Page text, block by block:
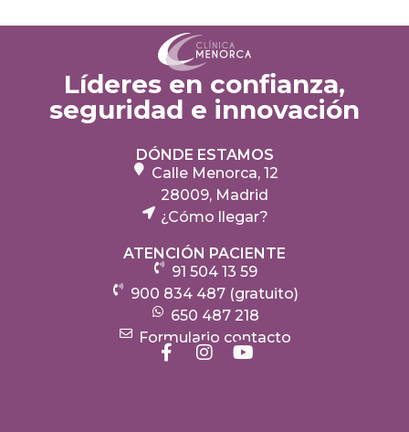
Líderes en confianza,
seguridad e innovación
DÓNDE ESTAMOS
Calle Menorca, 12
28009, Madrid
¿Cómo llegar?
ATENCIÓN PACIENTE
91 504 13 59
900 834 487 (gratuito)
650 487 218
Formulario contacto